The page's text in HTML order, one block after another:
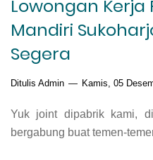
Lowongan Kerja
Mandiri
Segera
Ditulis Admin Kamis, 05
Yuk joint dipabrik kami,
bergabung buat temen-